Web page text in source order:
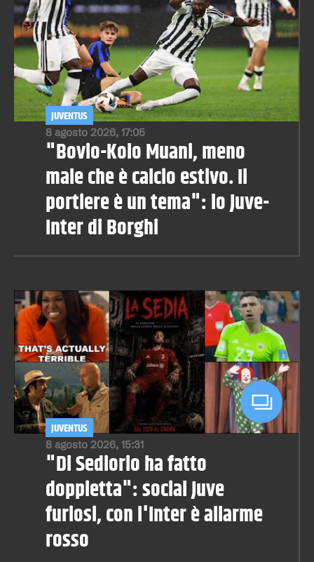
8 agosto 2026, 17:05
JUVENTUS
"Bovio-Kolo Muani, meno
male che è calcio estivo. Il
portiere è un tema": lo Juve-
Inter di Borghi
8 agosto 2026, 15:31
JUVENTUS
"Di Sediorio ha fatto
doppietta": social Juve
furiosi, con l'Inter è allarme
rosso